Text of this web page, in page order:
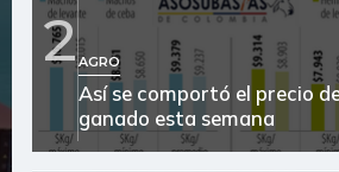
Arroz blanco en bulto
Arroz de primera
Arroz paddy verde
2AGRO
Así se comportó el precio
ganado esta semana